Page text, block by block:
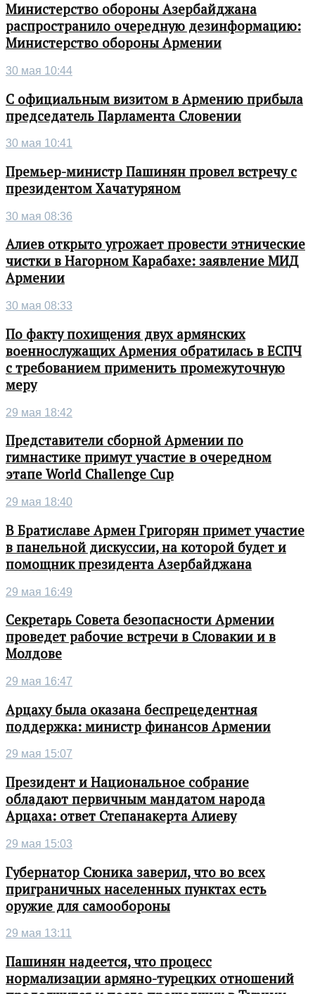
Министерство обороны Азербайджана
распространило очередную дезинформацию:
Министерство обороны Армении
30 мая 10:44
С официальным визитом в Армению прибыла
председатель Парламента Словении
30 мая 10:41
Премьер-министр Пашинян провел встречу с
президентом Хачатуряном
30 мая 08:36
Алиев открыто угрожает провести этнические
чистки в Нагорном Карабахе: заявление МИД
Армении
30 мая 08:33
По факту похищения двух армянских
военнослужащих Армения обратилась в ЕСПЧ
с требованием применить промежуточную
меру
29 мая 18:42
Представители сборной Армении по
гимнастике примут участие в очередном
этапе World Challenge Cup
29 мая 18:40
В Братиславе Армен Григорян примет участие
в панельной дискуссии, на которой будет и
помощник президента Азербайджана
29 мая 16:49
Секретарь Совета безопасности Армении
проведет рабочие встречи в Словакии и в
Молдове
29 мая 16:47
Арцаху была оказана беспрецедентная
поддержка: министр финансов Армении
29 мая 15:07
Президент и Национальное собрание
обладают первичным мандатом народа
Арцаха: ответ Степанакерта Алиеву
29 мая 15:03
Губернатор Сюника заверил, что во всех
приграничных населенных пунктах есть
оружие для самообороны
29 мая 13:11
Пашинян надеется, что процесс
нормализации армяно-турецких отношений